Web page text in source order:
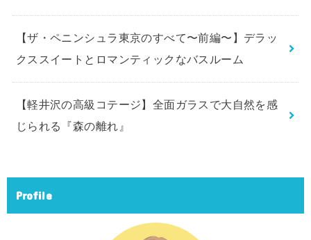
【ザ・ペニンシュラ東京のすべて〜前編〜】デラッ
クススイートとロマンティックなバスルーム
【軽井沢の高級コテージ】全面ガラスで大自然を感
じられる『森の離れ』
Profile